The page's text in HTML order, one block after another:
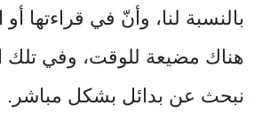
بالنسبة لنا، وأنّ في قراءتها أو
هناك مضيعة للوقت، وفي تلك
نبحث عن بدائل بشكل مباشر.